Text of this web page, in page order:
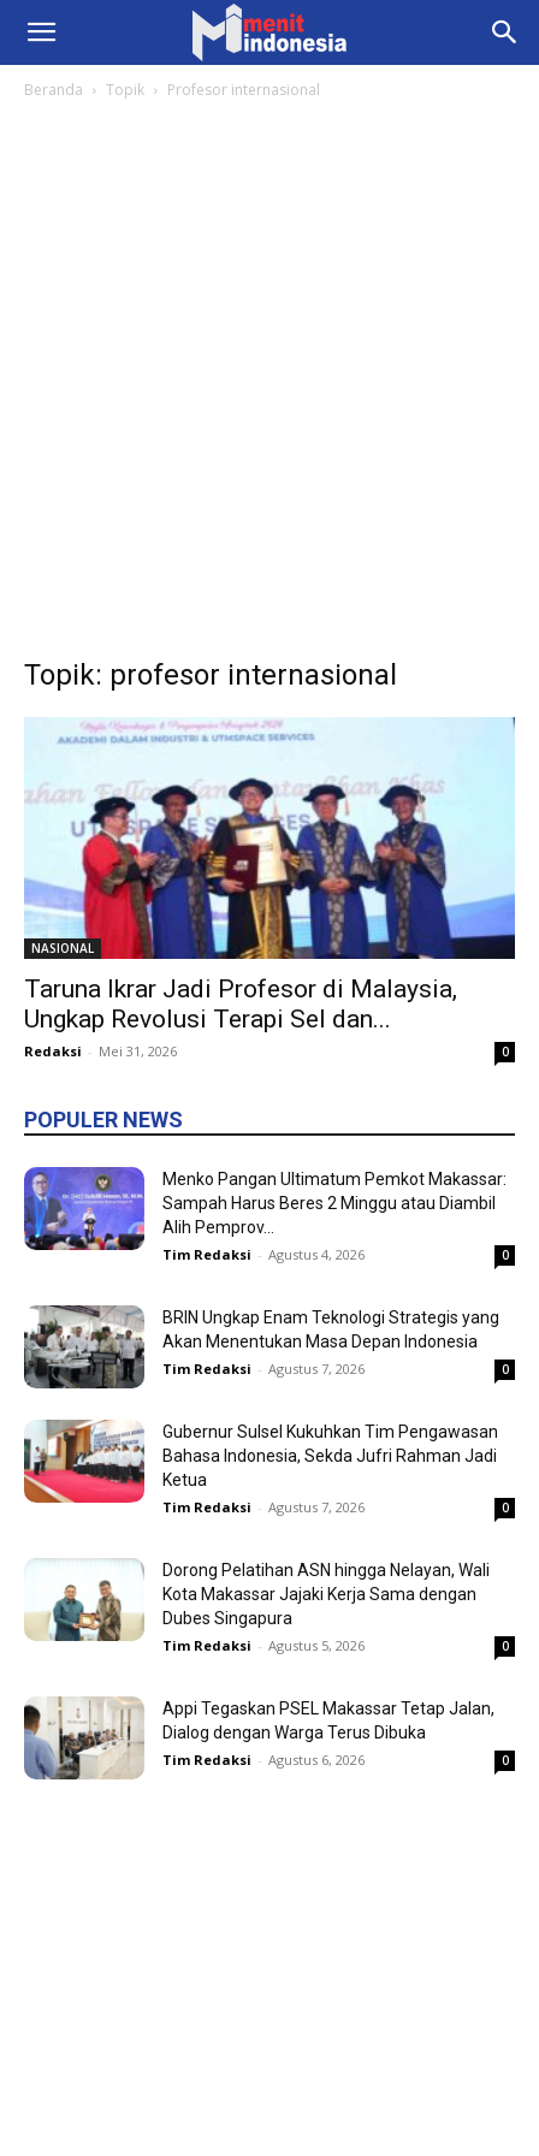
Beranda Topik Profesor internasional
Topik: profesor internasional
NASIONAL
Taruna Ikrar Jadi Profesor di Malaysia,
Ungkap Revolusi Terapi Sel dan...
Redaksi - Mei 31, 2026 0
POPULER NEWS
Menko Pangan Ultimatum Pemkot Makassar:
Sampah Harus Beres 2 Minggu atau Diambil
Alih Pemprov...
Tim Redaksi - Agustus 4, 2026 0
BRIN Ungkap Enam Teknologi Strategis yang
Akan Menentukan Masa Depan Indonesia
Tim Redaksi - Agustus 7, 2026 0
Gubernur Sulsel Kukuhkan Tim Pengawasan
Bahasa Indonesia, Sekda Jufri Rahman Jadi
Ketua
Tim Redaksi - Agustus 7, 2026 0
Dorong Pelatihan ASN hingga Nelayan, Wali
Kota Makassar Jajaki Kerja Sama dengan
Dubes Singapura
Tim Redaksi - Agustus 5, 2026 0
Appi Tegaskan PSEL Makassar Tetap Jalan,
Dialog dengan Warga Terus Dibuka
Tim Redaksi - Agustus 6, 2026 0